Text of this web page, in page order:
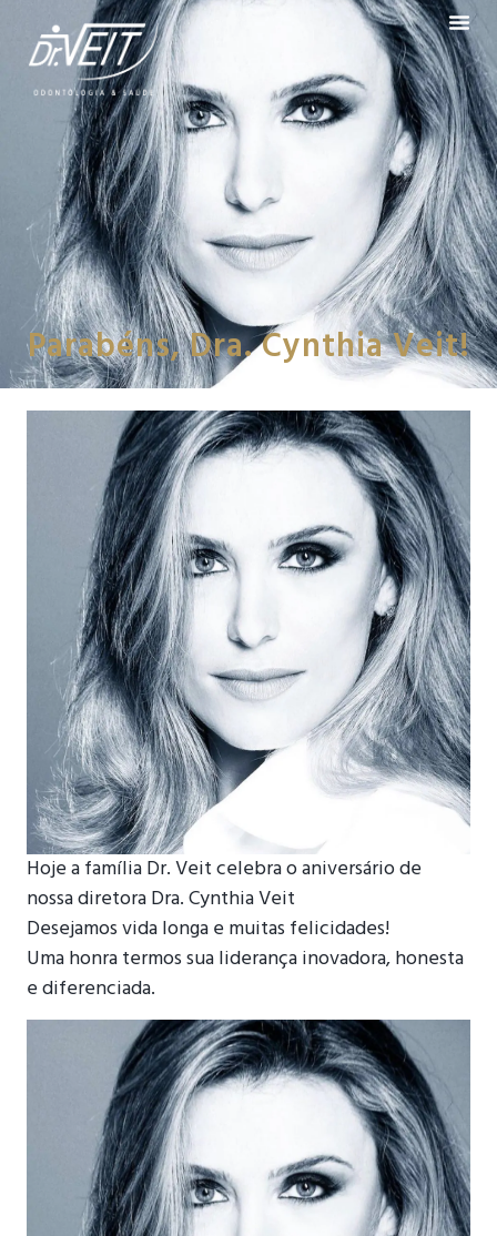
Parabéns, Dra. Cynthia Veit!
Hoje a família Dr. Veit celebra o aniversário de
nossa diretora Dra. Cynthia Veit
Desejamos vida longa e muitas felicidades!
Uma honra termos sua liderança inovadora, honesta
e diferenciada.